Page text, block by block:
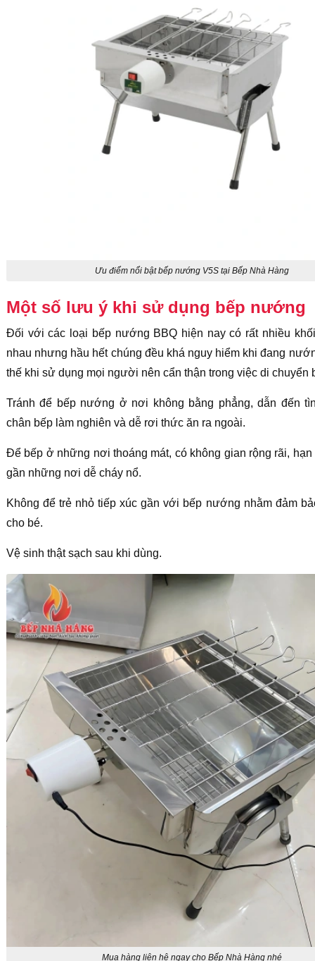
Ưu điểm nổi bật bếp nướng V5S tại Bếp Nhà Hàng
Một số lưu ý khi sử dụng bếp nướng
Đối với các loại bếp nướng BBQ hiện nay có rất nhiều
nhau nhưng hầu hết chúng đều khá nguy hiểm khi đang
thế khi sử dụng mọi người nên cẩn thận trong việc di chuyển
Tránh để bếp nướng ở nơi không bằng phẳng, dẫn đến
chân bếp làm nghiên và dễ rơi thức ăn ra ngoài.
Để bếp ở những nơi thoáng mát, có không gian rộng rãi,
gần những nơi dễ cháy nổ.
Không để trẻ nhỏ tiếp xúc gần với bếp nướng nhằm đảm
cho bé.
Vệ sinh thật sạch sau khi dùng.
Mua hàng liên hệ ngay cho Bếp Nhà Hàng nhé